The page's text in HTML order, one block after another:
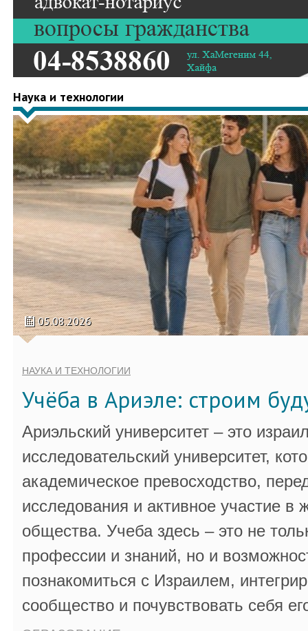
Наука и технологии
05.08.2026
НАУКА И ТЕХНОЛОГИИ
Учёба в Ариэле: строим
Ариэльский университет – это
исследовательский университет,
академическое превосходство,
исследования и активное участие в
общества. Учеба здесь – это не
профессии и знаний, но и
познакомиться с Израилем,
сообщество и почувствовать себя